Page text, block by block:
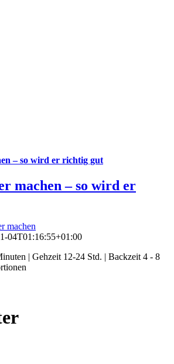
– so wird er richtig gut
machen – so wird er
machen
04T01:16:55+01:00
| Gehzeit 12-24 Std. | Backzeit 4 - 8